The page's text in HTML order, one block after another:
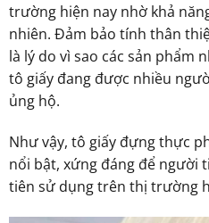
trường hiện nay nhờ khả
nhiên. Đảm bảo tính thân
là lý do vì sao các sản phẩm
tô giấy đang được nhiều
ủng hộ.
Như vậy, tô giấy đựng thực
nổi bật, xứng đáng để người
tiên sử dụng trên thị trường